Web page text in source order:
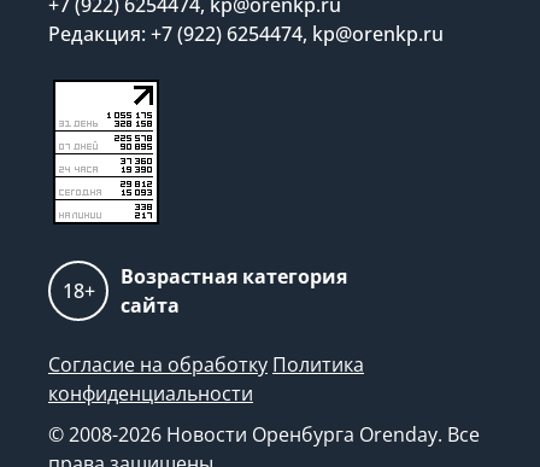
Реклама на сайте:
+7 (922) 6254474, kp@orenkp.ru
Редакция: +7 (922) 6254474, kp@orenkp.ru
Согласие на обработку
конфиденциальности